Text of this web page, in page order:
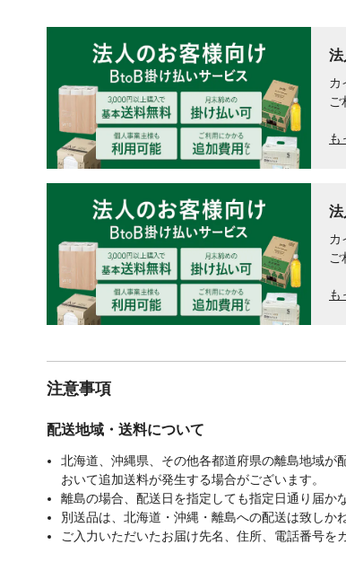
法
カ
ご
も
法
カ
ご
も
注意事項
配送地域・送料について
北海道、沖縄県、その他各都道府県の離島地域
おいて追加送料が発生する場合がございます。
離島の場合、配送日を指定しても指定日通り届か
別送品は、北海道・沖縄・離島への配送は致しか
ご入力いただいたお届け先名、住所、電話番号を